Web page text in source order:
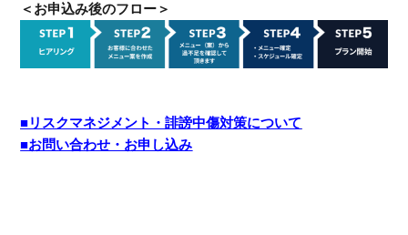
＜お申込み後のフロー＞
■リスクマネジメント・誹謗中傷対策について
■お問い合わせ・お申し込み